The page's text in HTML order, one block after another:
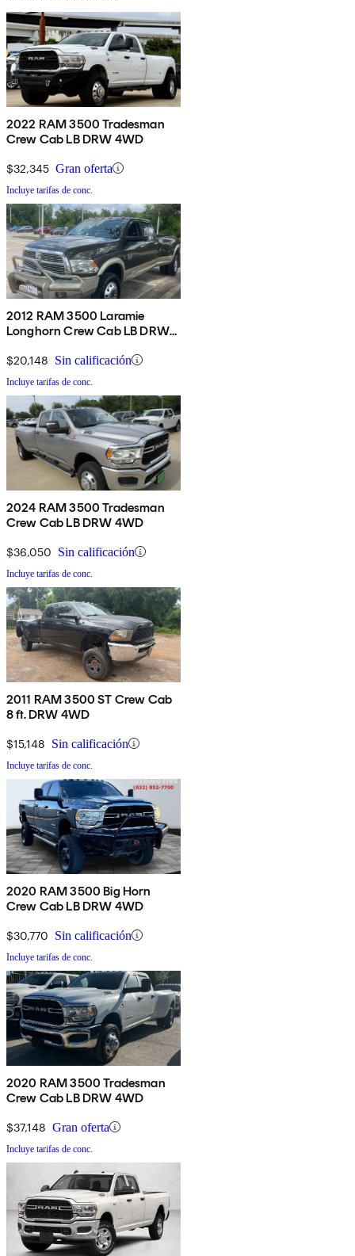
2022 RAM 3500 Tradesman
Crew Cab LB DRW 4WD
$32,345 Gran oferta
Incluye tarifas de conc.
2012 RAM 3500 Laramie
Longhorn Crew Cab LB DRW
$20,148 Sin calificación
Incluye tarifas de conc.
2024 RAM 3500 Tradesman
Crew Cab LB DRW 4WD
$36,050 Sin calificación
Incluye tarifas de conc.
2011 RAM 3500 ST Crew Cab
8 ft. DRW 4WD
$15,148 Sin calificación
Incluye tarifas de conc.
2020 RAM 3500 Big Horn
Crew Cab LB DRW 4WD
$30,770 Sin calificación
Incluye tarifas de conc.
2020 RAM 3500 Tradesman
Crew Cab LB DRW 4WD
$37,148 Gran oferta
Incluye tarifas de conc.